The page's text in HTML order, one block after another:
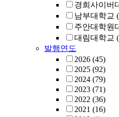
경희사이버
남부대학교
주안대학원
대림대학교
발행연도
2026 (45)
2025 (92)
2024 (79)
2023 (71)
2022 (36)
2021 (16)